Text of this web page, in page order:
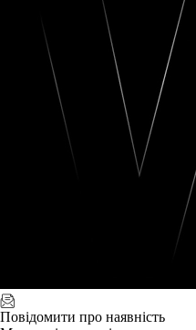
Повідомити про наявність